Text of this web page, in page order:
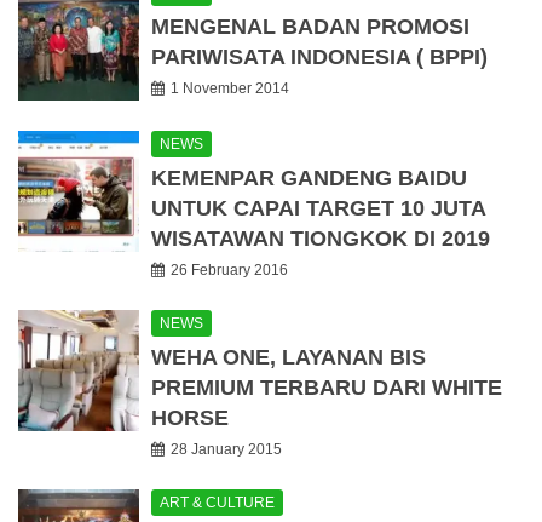
MENGENAL BADAN PROMOSI
PARIWISATA INDONESIA ( BPPI)
1 November 2014
NEWS
KEMENPAR GANDENG BAIDU
UNTUK CAPAI TARGET 10 JUTA
WISATAWAN TIONGKOK DI 2019
26 February 2016
NEWS
WEHA ONE, LAYANAN BIS
PREMIUM TERBARU DARI WHITE
HORSE
28 January 2015
ART & CULTURE